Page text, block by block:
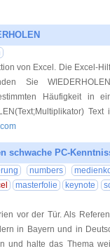
von Excel. Die Excel-
Sie
Häufigkeit in
schwache PC-
numbers
masterfolie keynote
vor der Tür. Als
in Bayern und in
und halte das Thema